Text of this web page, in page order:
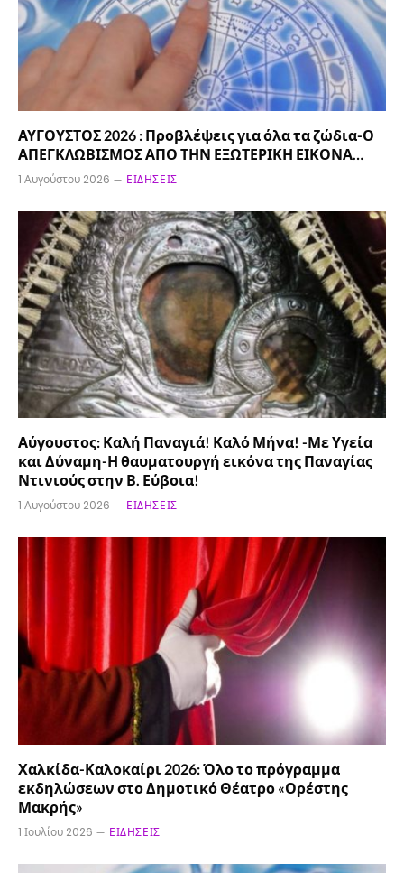
ΑΥΓΟΥΣΤΟΣ 2026 : Προβλέψεις για όλα τα ζώδια-Ο
ΑΠΕΓΚΛΩΒΙΣΜΟΣ ΑΠΟ ΤΗΝ ΕΞΩΤΕΡΙΚΗ ΕΙΚΟΝΑ…
1 Αυγούστου 2026 ΕΙΔΉΣΕΙΣ
Αύγουστος: Καλή Παναγιά! Καλό Μήνα! -Με Υγεία
και Δύναμη-Η θαυματουργή εικόνα της Παναγίας
Ντινιούς στην Β. Εύβοια!
1 Αυγούστου 2026 ΕΙΔΉΣΕΙΣ
Χαλκίδα-Καλοκαίρι 2026: Όλο το πρόγραμμα
εκδηλώσεων στο Δημοτικό Θέατρο «Ορέστης
Μακρής»
1 Ιουλίου 2026 ΕΙΔΉΣΕΙΣ